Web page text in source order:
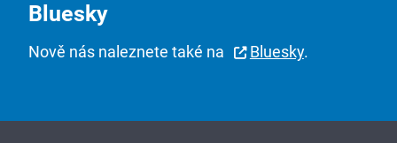
Bluesky
Nově nás naleznete také na Bluesky.